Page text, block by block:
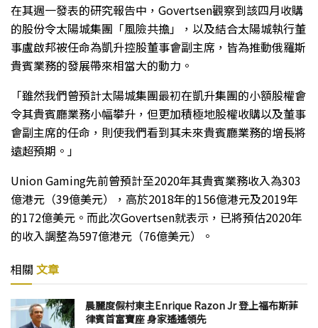
在其週一發表的研究報告中，Govertsen觀察到該四月收購
的股份令太陽城集團「風險共擔」，以及結合太陽城執行董
事盧啟邦被任命為凱升控股董事會副主席，皆為推動俄羅斯
貴賓業務的發展帶來相當大的動力。
「雖然我們曾預計太陽城集團最初在凱升集團的小額股權會
令其貴賓廳業務小幅攀升，但更加積極地股權收購以及董事
會副主席的任命，則使我們看到其未來貴賓廳業務的增長將
遠超預期。」
Union Gaming先前曾預計至2020年其貴賓業務收入為303
億港元（39億美元），高於2018年的156億港元及2019年
的172億美元。而此次Govertsen就表示，已將預估2020年
的收入調整為597億港元（76億美元）。
相關 文章
晨麗度假村東主Enrique Razon Jr 登上福布斯菲
律賓首富寶座 身家遙遙領先